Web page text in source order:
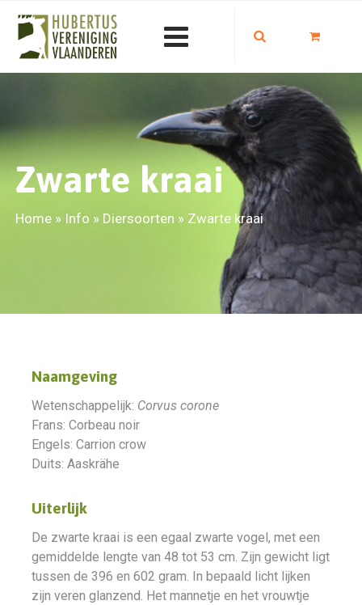
Zwarte kraai
Home » Info » Diersoorten » Zwarte kraai
Naamgeving
Wetenschappelijk: Corvus corone
Frans: Corbeau noir
Engels: Carrion crow
Duits: Aaskrähe
Uiterlijk
De zwarte kraai is een egaal zwarte vogel, met een
gemiddelde lengte van 48 tot 53 cm. Zijn gewicht ligt
tussen de 396 en 602 gram. In bepaald licht lijken
zijn veren glanzend. Het mannetje en het vrouwtje